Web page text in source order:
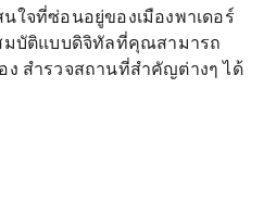
ใจที่ซ่อนอยู่ของเมืองพาเดอร์
มบัติแบบดิจิทัลที่คุณสามารถ
ง สำรวจสถานที่สำคัญต่างๆ ได้